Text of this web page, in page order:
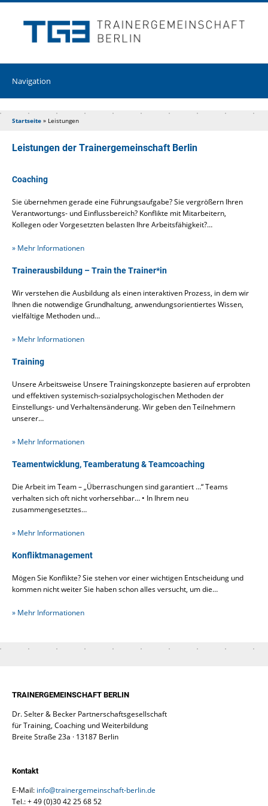
Startseite » Leistungen
Leistungen der Trainergemeinschaft Berlin
Coaching
Sie übernehmen gerade eine Führungsaufgabe? Sie vergrößern Ihren
Verantwortungs- und Einflussbereich? Konflikte mit Mitarbeitern,
Kollegen oder Vorgesetzten belasten Ihre Arbeitsfähigkeit?…
» Mehr Informationen
Trainerausbildung – Train the Trainer*in
Wir verstehen die Ausbildung als einen interaktiven Prozess, in dem wir
Ihnen die notwendige Grundhaltung, anwendungsorientiertes Wissen,
vielfältige Methoden und…
» Mehr Informationen
Training
Unsere Arbeitsweise Unsere Trainingskonzepte basieren auf erprobten
und effektiven systemisch-sozialpsychologischen Methoden der
Einstellungs- und Verhaltensänderung. Wir geben den Teilnehmern
unserer…
» Mehr Informationen
Teamentwicklung, Teamberatung & Teamcoaching
Die Arbeit im Team – „Überraschungen sind garantiert …“ Teams
verhalten sich oft nicht vorhersehbar… • In Ihrem neu
zusammengesetztes…
» Mehr Informationen
Konfliktmanagement
Mögen Sie Konflikte? Sie stehen vor einer wichtigen Entscheidung und
kommen nicht weiter Sie haben schon alles versucht, um die…
» Mehr Informationen
TRAINERGEMEINSCHAFT BERLIN
Dr. Selter & Becker Partnerschaftsgesellschaft
für Training, Coaching und Weiterbildung
Breite Straße 23a · 13187 Berlin
Kontakt
E-Mail: info@trainergemeinschaft-berlin.de
Tel.: + 49 (0)30 42 25 68 52